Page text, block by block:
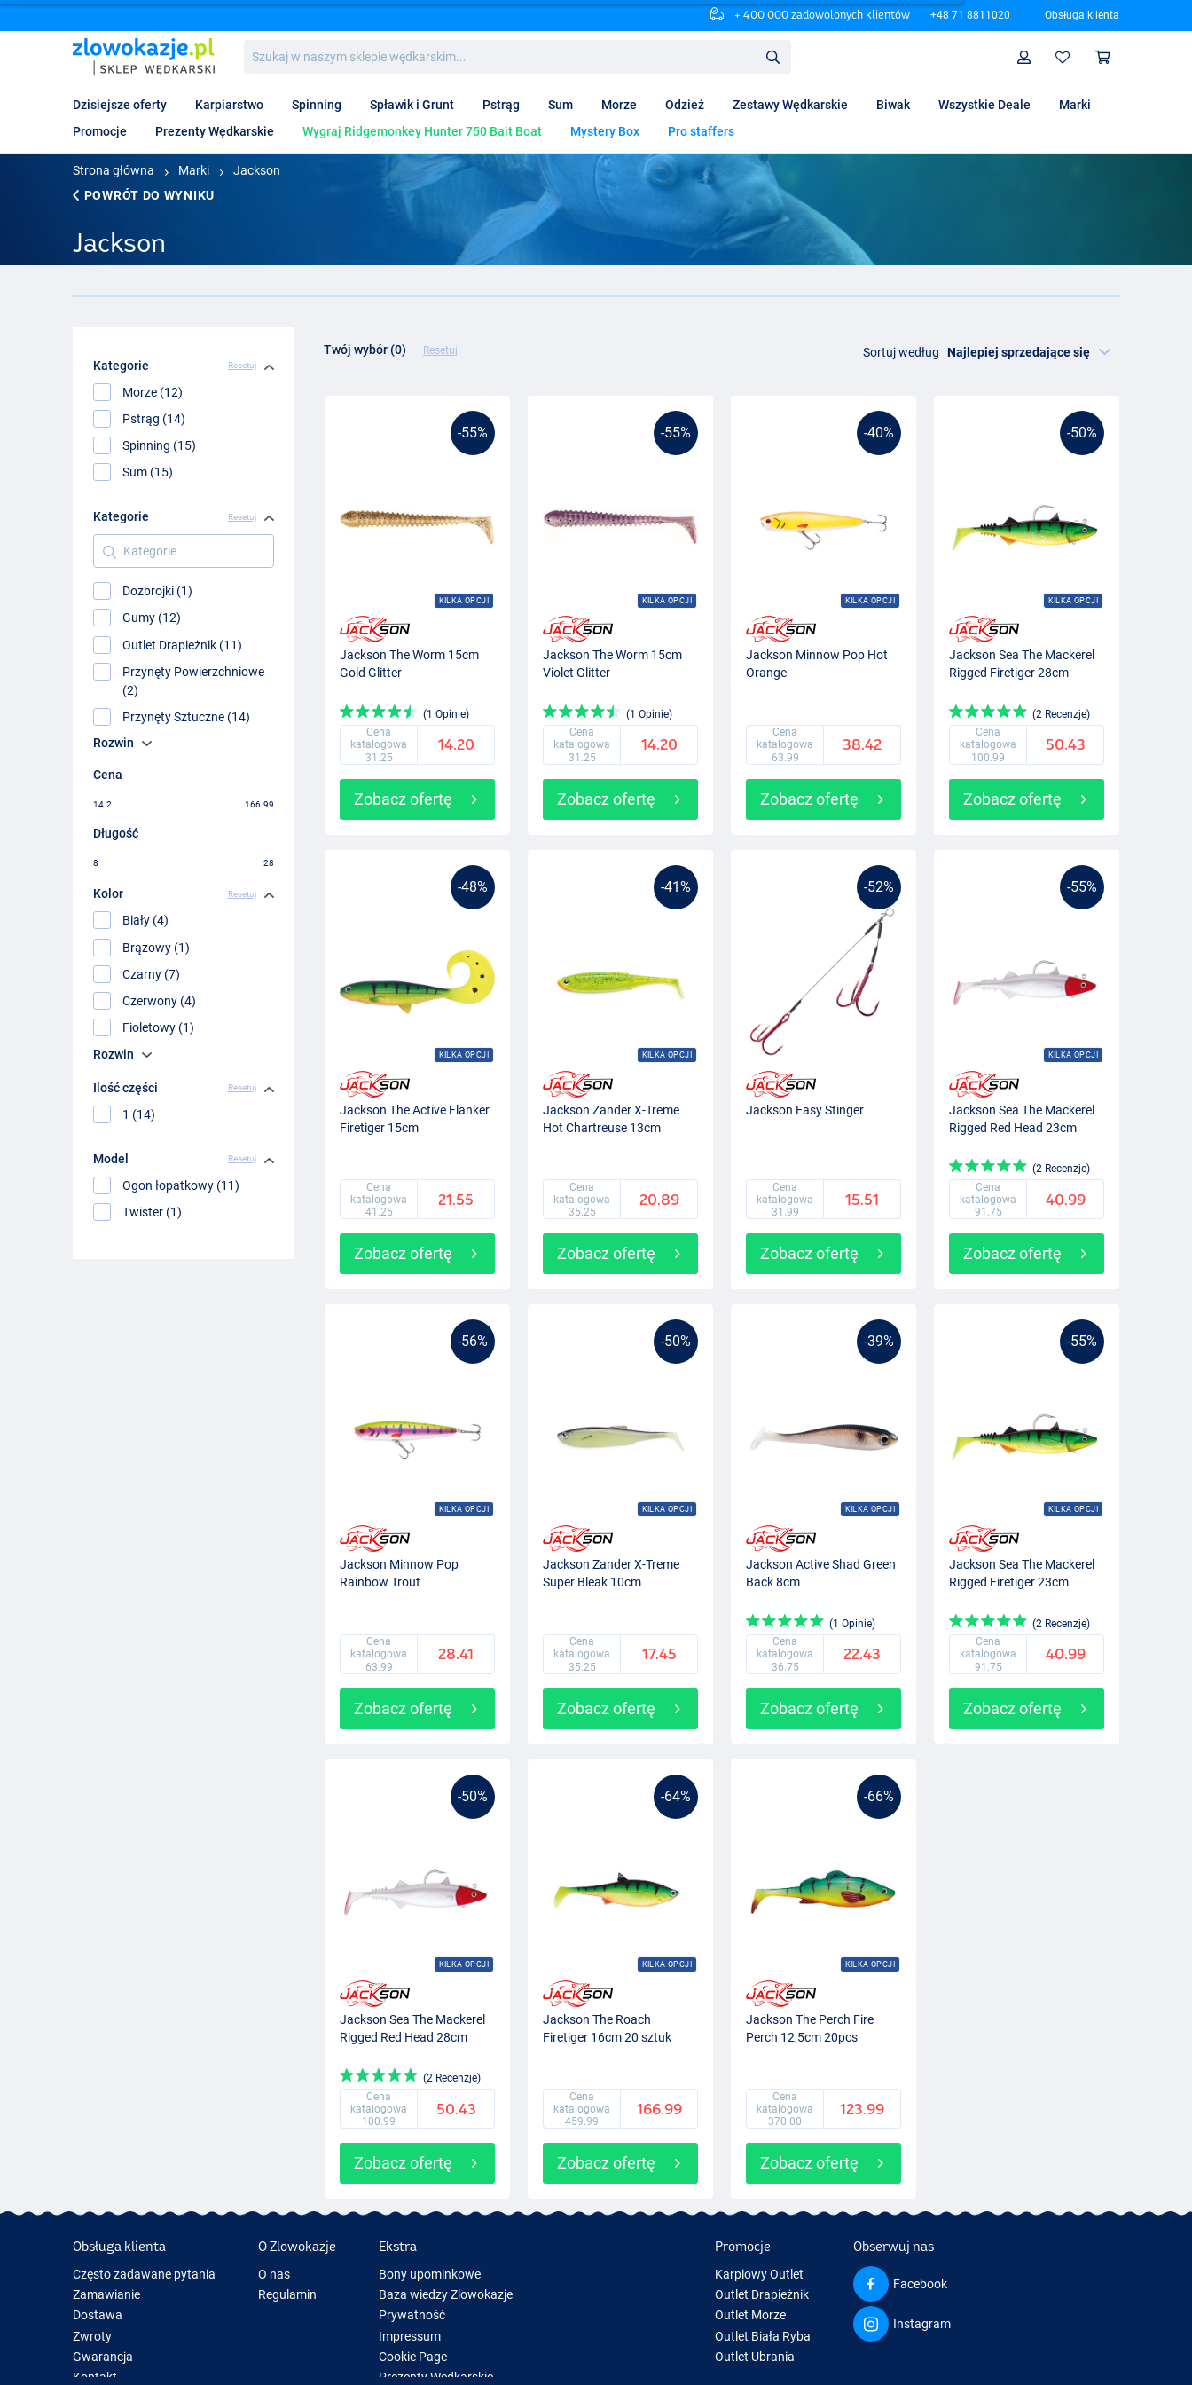
+ 400 000 zadowolonych klientów +48 71 8811020 Obsługa klienta
w
naszym
wędkarskim...
Profil
Dzisiejsze oferty Karpiarstwo Spinning Spławik i Grunt Pstrąg Sum Morze Odzież Zestawy Wędkarskie Biwak Wszystkie Deale
Marki
Promocje
Prezenty Wędkarskie Wygraj Ridgemonkey Hunter 750 Bait Boat Mystery Box Pro staffers
Strona główna Marki
Jackson
POWRÓT DO WYNIKU
Jackson
Kategorie Resetuj
Morze (12)
Pstrąg (14)
Spinning (15)
Sum (15)
Kategorie Resetuj
Kategorie
Dozbrojki (1)
Gumy (12)
Outlet Drapieżnik (11)
Przynęty Powierzchniowe
(2)
Przynęty Sztuczne (14)
Rozwin
Cena
14.2 166.99
Długość
8 28
Kolor Resetuj
Biały (4)
Brązowy (1)
Czarny (7)
Czerwony (4)
Fioletowy (1)
Rozwin
Ilość części Resetuj
1 (14)
Model Resetuj
Ogon łopatkowy (11)
Twister (1)
Twój wybór (0) Resetuj Sortuj według
-55%
KILKA OPCJI
Jackson The Worm 15cm
Gold Glitter
(1 Opinie)
Cena
katalogowa
31.25
14.20
Zobacz ofertę
-55%
KILKA OPCJI
Jackson The Worm 15cm
Violet Glitter
(1 Opinie)
Cena
katalogowa
31.25
14.20
Zobacz ofertę
-40%
KILKA OPCJI
Jackson Minnow Pop Hot
Orange
Cena
katalogowa
63.99
38.42
Zobacz ofertę
-50%
KILKA OPCJI
Jackson Sea The Mackerel
Rigged Firetiger 28cm
(2 Recenzje)
Cena
katalogowa
100.99
50.43
Zobacz ofertę
-48%
KILKA OPCJI
Jackson The Active Flanker
Firetiger 15cm
Cena
katalogowa
41.25
21.55
Zobacz ofertę
-41%
KILKA OPCJI
Jackson Zander X-Treme
Hot Chartreuse 13cm
Cena
katalogowa
35.25
20.89
Zobacz ofertę
-52%
Jackson Easy Stinger
Cena
katalogowa
31.99
15.51
Zobacz ofertę
-55%
KILKA OPCJI
Jackson Sea The Mackerel
Rigged Red Head 23cm
(2 Recenzje)
Cena
katalogowa
91.75
40.99
Zobacz ofertę
-56%
KILKA OPCJI
Jackson Minnow Pop
Rainbow Trout
Cena
katalogowa
63.99
28.41
Zobacz ofertę
-50%
KILKA OPCJI
Jackson Zander X-Treme
Super Bleak 10cm
Cena
katalogowa
35.25
17.45
Zobacz ofertę
-39%
KILKA OPCJI
Jackson Active Shad Green
Back 8cm
(1 Opinie)
Cena
katalogowa
36.75
22.43
Zobacz ofertę
-55%
KILKA OPCJI
Jackson Sea The Mackerel
Rigged Firetiger 23cm
(2 Recenzje)
Cena
katalogowa
91.75
40.99
Zobacz ofertę
-50%
KILKA OPCJI
Jackson Sea The Mackerel
Rigged Red Head 28cm
(2 Recenzje)
Cena
katalogowa
100.99
50.43
Zobacz ofertę
-64%
KILKA OPCJI
Jackson The Roach
Firetiger 16cm 20 sztuk
Cena
katalogowa
459.99
166.99
Zobacz ofertę
-66%
KILKA OPCJI
Jackson The Perch Fire
Perch 12,5cm 20pcs
Cena
katalogowa
370.00
123.99
Zobacz ofertę
Obsługa klienta
Często zadawane pytania
Zamawianie
Dostawa
Zwroty
Gwarancja
Kontakt
O Zlowokazje
O nas
Regulamin
Ekstra
Bony upominkowe
Baza wiedzy Zlowokazje
Prywatność
Impressum
Cookie Page
Prezenty Wędkarskie
Promocje
Karpiowy Outlet
Outlet Drapieżnik
Outlet Morze
Outlet Biała Ryba
Outlet Ubrania
Obserwuj nas
Facebook
Instagram